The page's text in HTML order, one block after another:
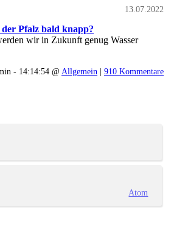
13.07.2022
Pfalz bald knapp?
wir in Zukunft genug Wasser
- 14:14:54 @ Allgemein | 910 Kommentare
Atom